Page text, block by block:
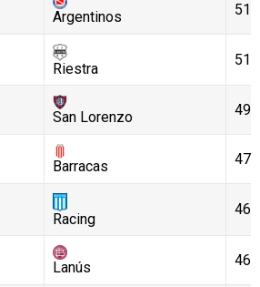
Argentinos 51
Riestra 51
San Lorenzo 49
Barracas 47
Racing
46
Lanús 46